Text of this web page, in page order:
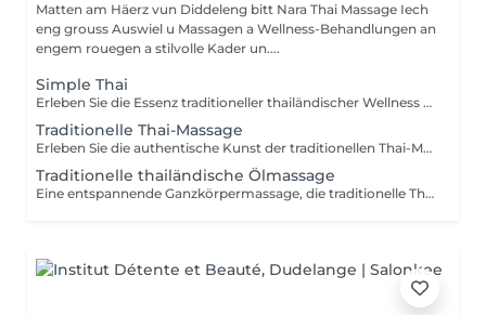
Matten am Häerz vun Diddeleng bitt Nara Thai Massage Iech
eng grouss Auswiel u Massagen a Wellness-Behandlungen an
engem rouegen a stilvolle Kader un....
Simple Thai
Erleben Sie die Essenz traditioneller thailändischer Wellness in einem harmonischen Wohlfühlritual. Entwickelt, um den Körper zu entspannen, muskuläre Verspannungen zu lösen, die Durchblutung zu fördern und ein lang anhaltendes Gefühl von Balance und Wohlbefinden zu schenken. Enthalten sind: Traditionelle Thai-Ölmassage 90 Min. Thai-Fußreflexzonenmassage 45 Min.
Traditionelle Thai-Massage
Erleben Sie die authentische Kunst der traditionellen Thai-Massage eine Ganzkörperbehandlung ohne Öl, die Akupressur, Dehnungen und rhythmische Drucktechniken kombiniert. Ideal zur Lösung von Muskelverspannungen, zur Verbesserung der Beweglichkeit, zur Förderung der Durchblutung und für ein nachhaltiges Gefühl von Entspannung und Wohlbefinden.
Traditionelle thailändische Ölmassage
Eine entspannende Ganzkörpermassage, die traditionelle Thai-Massagetechniken mit hochwertigen natürlichen Ölen kombiniert. Sanfte Drucktechniken und fließende Bewegungen helfen, Muskelverspannungen zu lösen, die Durchblutung zu fördern, Stress abzubauen und Körper sowie Geist nachhaltig zu entspannen.